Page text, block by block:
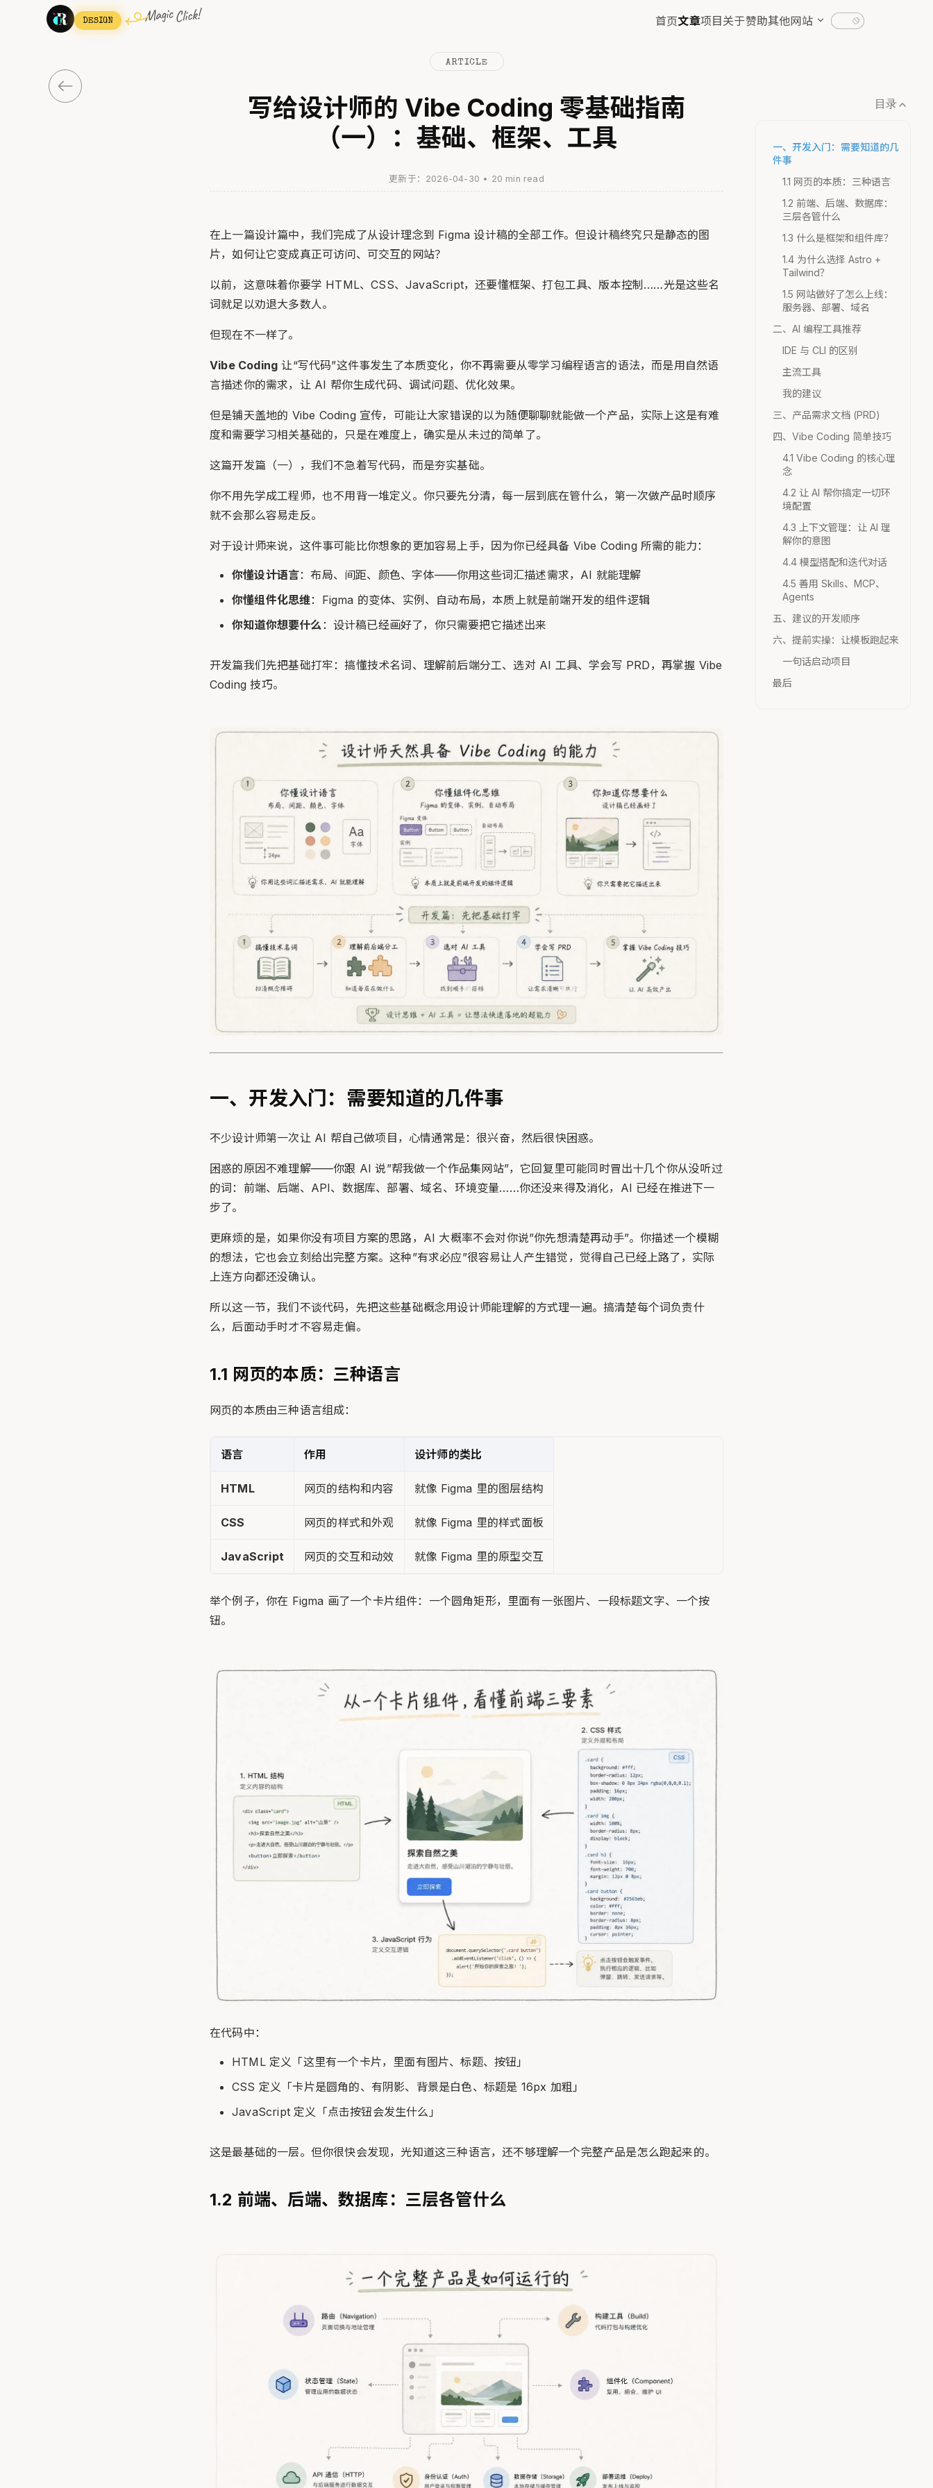
DESIGN 首页文章项目关于赞助其他网站
ARTICLE
写给设计师的 Vibe Coding 零基础指南
（一）：基础、框架、工具
更新于：2026-04-30 • 20 min read
目录
一、开发入门：需要知道的几
件事
1.1 网页的本质：三种语言
1.2 前端、后端、数据库：
三层各管什么
1.3 什么是框架和组件库？
1.4 为什么选择 Astro +
Tailwind？
1.5 网站做好了怎么上线：
服务器、部署、域名
二、AI 编程工具推荐
IDE 与 CLI 的区别
主流工具
我的建议
三、产品需求文档 (PRD)
四、Vibe Coding 简单技巧
4.1 Vibe Coding 的核心理
念
4.2 让 AI 帮你搞定一切环
境配置
4.3 上下文管理：让 AI 理
解你的意图
4.4 模型搭配和迭代对话
4.5 善用 Skills、MCP、
Agents
五、建议的开发顺序
六、提前实操：让模板跑起来
一句话启动项目
最后
在上一篇设计篇中，我们完成了从设计理念到 Figma 设计稿的全部工作。但设计稿终究只是静态的图
片，如何让它变成真正可访问、可交互的网站？
以前，这意味着你要学 HTML、CSS、JavaScript，还要懂框架、打包工具、版本控制……光是这些名
词就足以劝退大多数人。
但现在不一样了。
Vibe Coding 让“写代码”这件事发生了本质变化，你不再需要从零学习编程语言的语法，而是用自然语
言描述你的需求，让 AI 帮你生成代码、调试问题、优化效果。
但是铺天盖地的 Vibe Coding 宣传，可能让大家错误的以为随便聊聊就能做一个产品，实际上这是有难
度和需要学习相关基础的，只是在难度上，确实是从未过的简单了。
这篇开发篇（一），我们不急着写代码，而是夯实基础。
你不用先学成工程师，也不用背一堆定义。你只要先分清，每一层到底在管什么，第一次做产品时顺序
就不会那么容易走反。
对于设计师来说，这件事可能比你想象的更加容易上手，因为你已经具备 Vibe Coding 所需的能力：
你懂设计语言：布局、间距、颜色、字体——你用这些词汇描述需求，AI 就能理解
你懂组件化思维：Figma 的变体、实例、自动布局，本质上就是前端开发的组件逻辑
你知道你想要什么：设计稿已经画好了，你只需要把它描述出来
开发篇我们先把基础打牢：搞懂技术名词、理解前后端分工、选对 AI 工具、学会写 PRD，再掌握 Vibe
Coding 技巧。
一、开发入门：需要知道的几件事
不少设计师第一次让 AI 帮自己做项目，心情通常是：很兴奋，然后很快困惑。
困惑的原因不难理解——你跟 AI 说”帮我做一个作品集网站”，它回复里可能同时冒出十几个你从没听过
的词：前端、后端、API、数据库、部署、域名、环境变量……你还没来得及消化，AI 已经在推进下一
步了。
更麻烦的是，如果你没有项目方案的思路，AI 大概率不会对你说”你先想清楚再动手”。你描述一个模糊
的想法，它也会立刻给出完整方案。这种”有求必应”很容易让人产生错觉，觉得自己已经上路了，实际
上连方向都还没确认。
所以这一节，我们不谈代码，先把这些基础概念用设计师能理解的方式理一遍。搞清楚每个词负责什
么，后面动手时才不容易走偏。
1.1 网页的本质：三种语言
网页的本质由三种语言组成：
语言 作用 设计师的类比
HTML 网页的结构和内容 就像 Figma 里的图层结构
CSS 网页的样式和外观 就像 Figma 里的样式面板
JavaScript 网页的交互和动效 就像 Figma 里的原型交互
举个例子，你在 Figma 画了一个卡片组件：一个圆角矩形，里面有一张图片、一段标题文字、一个按
钮。
在代码中：
HTML 定义「这里有一个卡片，里面有图片、标题、按钮」
CSS 定义「卡片是圆角的、有阴影、背景是白色、标题是 16px 加粗」
JavaScript 定义「点击按钮会发生什么」
这是最基础的一层。但你很快会发现，光知道这三种语言，还不够理解一个完整产品是怎么跑起来的。
1.2 前端、后端、数据库：三层各管什么